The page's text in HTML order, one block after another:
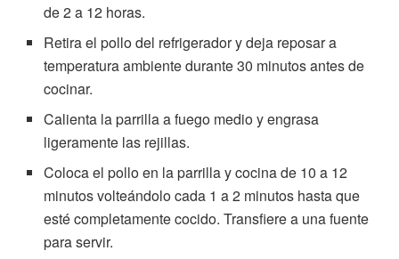
de 2 a 12 horas.
Retira el pollo del refrigerador y deja reposar a
temperatura ambiente durante 30 minutos antes de
cocinar.
Calienta la parrilla a fuego medio y engrasa
ligeramente las rejillas.
Coloca el pollo en la parrilla y cocina de 10 a 12
minutos volteándolo cada 1 a 2 minutos hasta que
esté completamente cocido. Transfiere a una fuente
para servir.